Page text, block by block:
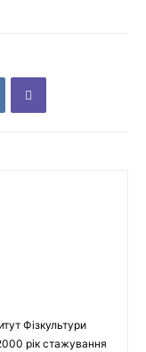
Фізкультури
рік стажування